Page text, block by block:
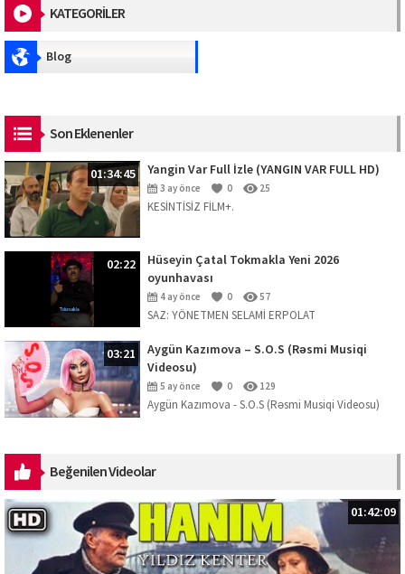
KATEGORİLER
Blog
Son Eklenenler
01:34:45 Yangin Var Full İzle (YANGIN VAR FULL HD)
3 ay önce 0 25
KESİNTİSİZ FİLM+.
02:22
Hüseyin Çatal Tokmakla Yeni 2026
oyunhavası
4 ay önce 0 57
SAZ: YÖNETMEN SELAMİ ERPOLAT
03:21
Aygün Kazımova – S.O.S (Rəsmi Musiqi
Videosu)
5 ay önce 0 129
Aygün Kazımova - S.O.S (Rəsmi Musiqi Videosu)
Beğenilen Videolar
01:42:09